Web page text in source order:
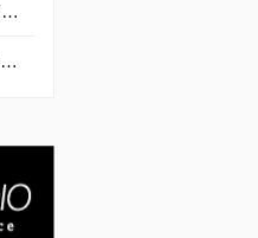
捉對廝殺：AMD Ryzen 2200G/2400G VS Intel Core i3-8100/i5-8400
「浦科特 PLEXTOR M8PeY 256GB、512GB、1TB」實測開箱，玩家級NVMe型PCIe 3.0 x4 SSD效能實測大作戰！